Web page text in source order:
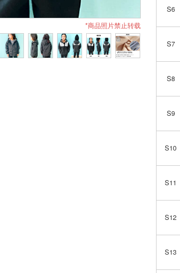
*商品照片禁止转载
S6
S7
S8
S9
S10
S11
S12
S13